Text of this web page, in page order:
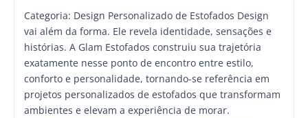
Categoria: Design Personalizado de Estofados Design
vai além da forma. Ele revela identidade, sensações e
histórias. A Glam Estofados construiu sua trajetória
exatamente nesse ponto de encontro entre estilo,
conforto e personalidade, tornando-se referência em
projetos personalizados de estofados que transformam
ambientes e elevam a experiência de morar.